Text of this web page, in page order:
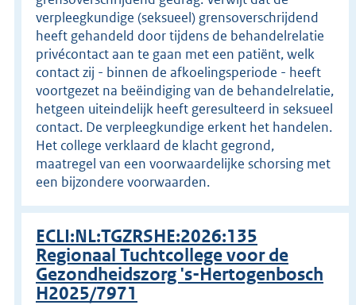
verpleegkundige (seksueel) grensoverschrijdend
heeft gehandeld door tijdens de behandelrelatie
privécontact aan te gaan met een patiënt, welk
contact zij - binnen de afkoelingsperiode - heeft
voortgezet na beëindiging van de behandelrelatie,
hetgeen uiteindelijk heeft geresulteerd in seksueel
contact. De verpleegkundige erkent het handelen.
Het college verklaard de klacht gegrond,
maatregel van een voorwaardelijke schorsing met
een bijzondere voorwaarden.
ECLI:NL:TGZRSHE:2026:135
Regionaal Tuchtcollege voor de
Gezondheidszorg 's-Hertogenbosch
H2025/7971